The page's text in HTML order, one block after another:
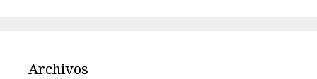
Archivos